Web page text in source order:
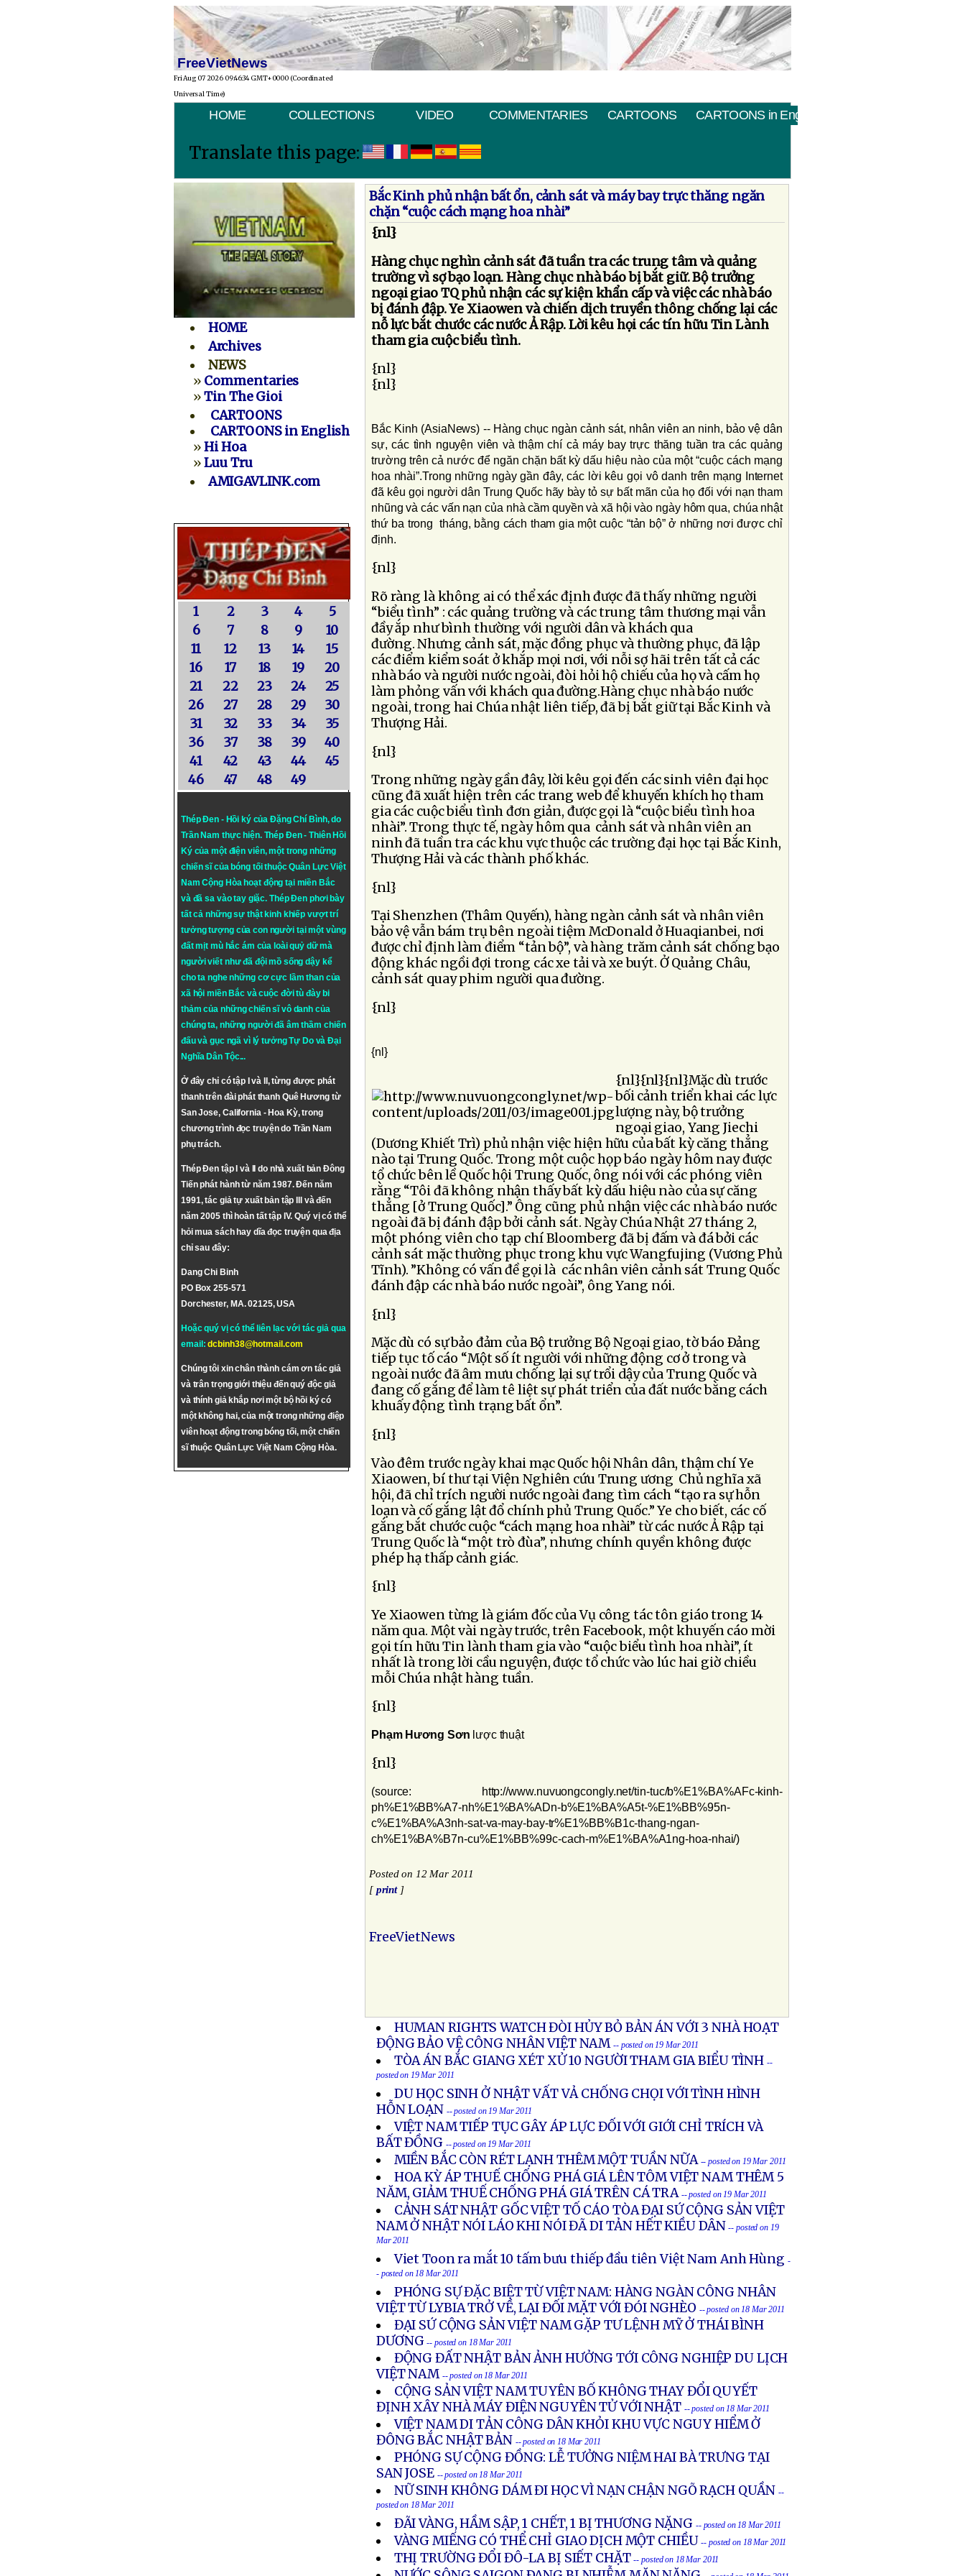
FreeVietNews
Fri Aug 07 2026 09:46:34 GMT+0000 (Coordinated
Universal Time)
HOME COLLECTIONS VIDEO COMMENTARIES CARTOONS CARTOONS in English
Translate this page:
HOME
Archives
NEWS
» Commentaries
»Tin The Gioi
CARTOONS
CARTOONS in English
»Hi Hoa
»Luu Tru
AMIGAVLINK.com
1 2 3 4
5
6
7 8 9
10
11
12 13 14
15
16
17 18 19
20
21
22 23 24
25
26
27 28 29
30
31
32 33 34
35
36
37 38 39
40
41
42 43 44
45
46
47 48 49
Thép Đen - Hồi ký của Đặng Chí Bình, do
Trần Nam thực hiện. Thép Đen- Thiên Hồi
Ký của một điện viên, một trong những
chiến sĩ của bóng tối thuộc Quân Lực Việt
Nam Cộng Hòa hoạt động tại miền Bắc
và đã sa vào tay giặc. Thép Đen phơi bày
tất cả những sự thật kinh khiếp vượt trí
tưởng tượng của con người tại một vùng
đất mịt mù hắc ám của loài quỷ dữ mà
người viết như đã đội mồ sống dậy kể
cho ta nghe những cơ cực lầm than của
xã hội miền Bắc và cuộc đời tù đày bi
thảm của những chiến sĩ vô danh của
chúng ta, những người đã âm thầm chiến
đấu và gục ngã vì lý tưởngTự DovàĐại
Nghĩa Dân Tộc...
Ở đây chỉ có tập I và II, từng được phát
thanh trên đài phát thanh Quê Hương từ
San Jose, California - Hoa Kỳ, trong
chương trình đọc truyện do Trần Nam
phụ trách.
Thép Đen tập I và II do nhà xuất bản Đông
Tiến phát hành từ năm 1987. Đến năm
1991, tác giả tự xuất bản tập III và đến
năm 2005 thì hoàn tất tập IV. Quý vị có thể
hỏi mua sách hay dĩa đọc truyện qua địa
chỉ sau đây:
Dang Chi Binh
PO Box 255-571
Dorchester, MA. 02125, USA
Hoặc quý vị có thể liên lạc với tác giả qua
email:dcbinh38@hotmail.com
Chúng tôi xin chân thành cám ơn tác giả
và trân trọng giới thiệu đến quý độc giả
và thính giả khắp nơi một bộ hồi ký có
một không hai, của một trong những điệp
viên hoạt động trong bóng tối, một chiến
sĩ thuộc Quân Lực Việt Nam Cộng Hòa.
Bắc Kinh phủ nhận bất ổn, cảnh sát và máy bay trực thăng ngăn
chặn “cuộc cách mạng hoa nhài”
{nl}
Hàng chục nghìn cảnh sát đã tuần tra các trung tâm và quảng
trường vì sợ bạo loạn. Hàng chục nhà báo bị bắt giữ. Bộ trưởng
ngoại giao TQ phủ nhận các sự kiện khẩn cấp và việc các nhà báo
bị đánh đập. Ye Xiaowen và chiến dịch truyền thông chống lại các
nỗ lực bắt chước các nước Ả Rập. Lời kêu họi các tín hữu Tin Lành
tham gia cuộc biểu tình.
{nl}
{nl}
Bắc Kinh (AsiaNews) -- Hàng chục ngàn cảnh sát, nhân viên an ninh, bảo vệ dân
sự, các tình nguyện viên và thậm chí cả máy bay trực thăng tuần tra các quảng
trường trên cả nước để ngăn chặn bất kỳ dấu hiệu nào của một “cuộc cách mạng
hoa nhài”.Trong những ngày gần đây, các lời kêu gọi vô danh trên mạng Internet
đã kêu gọi người dân Trung Quốc hãy bày tỏ sự bất mãn của họ đối với nạn tham
nhũng và các vấn nạn của nhà cầm quyền và xã hội vào ngày hôm qua, chúa nhật
thứ ba trong tháng, bằng cách tham gia một cuộc “tản bộ” ở những nơi được chỉ
định.
{nl}
Rõ ràng là không ai có thể xác định được đã thấy những người
“biểu tình” : các quảng trường và các trung tâm thương mại vẫn
đầy ắp như bình thường với người dân và khách qua
đường. Nhưng cảnh sát, mặc đồng phục và thường phục, đã lập
các điểm kiểm soát ở khắp mọi nơi, với nỗi sợ hãi trên tất cả các
nhà báo và người nước ngoài, đòi hỏi hộ chiếu của họ và cấm họ
làm phỏng vấn với khách qua đường.Hàng chục nhà báo nước
ngoài, trong hai Chúa nhật liên tiếp, đã bị bắt giữ tại Bắc Kinh và
Thượng Hải.
{nl}
Trong những ngày gần đây, lời kêu gọi đến các sinh viên đại học
cũng đã xuất hiện trên các trang web để khuyến khích họ tham
gia các cuộc biểu tình đơn giản, được gọi là “cuộc biểu tình hoa
nhài”. Trong thực tế, ngày hôm qua cảnh sát và nhân viên an
ninh đã tuần tra các khu vực thuộc các trường đại học tại Bắc Kinh,
Thượng Hải và các thành phố khác.
{nl}
Tại Shenzhen (Thâm Quyến), hàng ngàn cảnh sát và nhân viên
bảo vệ vẫn bám trụ bên ngoài tiệm McDonald ở Huaqianbei, nơi
được chỉ định làm điểm “tản bộ”, và hàng trăm cảnh sát chống bạo
động khác ngồi đợi trong các xe tải và xe buýt. Ở Quảng Châu,
cảnh sát quay phim người qua đường.
{nl}
{nl}
{nl}{nl}{nl}Mặc dù trước
bối cảnh triển khai các lực
lượng này, bộ trưởng
ngoại giao, Yang Jiechi
(Dương Khiết Trì) phủ nhận việc hiện hữu của bất kỳ căng thẳng
nào tại Trung Quốc. Trong một cuộc họp báo ngày hôm nay được
tổ chức bên lề Quốc hội Trung Quốc, ông nói với các phóng viên
rằng “Tôi đã không nhận thấy bất kỳ dấu hiệu nào của sự căng
thẳng [ở Trung Quốc].” Ông cũng phủ nhận việc các nhà báo nước
ngoài đã bị đánh đập bởi cảnh sát. Ngày Chúa Nhật 27 tháng 2,
một phóng viên cho tạp chí Bloomberg đã bị đấm và đá bởi các
cảnh sát mặc thường phục trong khu vực Wangfujing (Vương Phủ
Tĩnh). ”Không có vấn đề gọi là các nhân viên cảnh sát Trung Quốc
đánh đập các nhà báo nước ngoài”, ông Yang nói.
{nl}
Mặc dù có sự bảo đảm của Bộ trưởng Bộ Ngoại giao, tờ báo Ðảng
tiếp tục tố cáo “Một số ít người với những động cơ ở trong và
ngoài nước đã âm mưu chống lại sự trổi dậy của Trung Quốc và
đang cố gắng để làm tê liệt sự phát triển của đất nước bằng cách
khuấy động tình trạng bất ổn”.
{nl}
Vào đêm trước ngày khai mạc Quốc hội Nhân dân, thậm chí Ye
Xiaowen, bí thư tại Viện Nghiên cứu Trung ương Chủ nghĩa xã
hội, đã chỉ trích người nước ngoài đang tìm cách “tạo ra sự hỗn
loạn và cố gắng lật đổ chính phủ Trung Quốc.” Ye cho biết, các cố
gắng bắt chước cuộc “cách mạng hoa nhài” từ các nước Ả Rập tại
Trung Quốc là “một trò đùa”, nhưng chính quyền không được
phép hạ thấp cảnh giác.
{nl}
Ye Xiaowen từng là giám đốc của Vụ công tác tôn giáo trong 14
năm qua. Một vài ngày trước, trên Facebook, một khuyến cáo mời
gọi tín hữu Tin lành tham gia vào “cuộc biểu tình hoa nhài”, ít
nhất là trong lời cầu nguyện, được tổ chức vào lúc hai giờ chiều
mỗi Chúa nhật hàng tuần.
{nl}
Phạm Hương Sơn lược thuật
{nl}
(source: http://www.nuvuongcongly.net/tin-tuc/b%E1%BA%AFc-kinh-
ph%E1%BB%A7-nh%E1%BA%ADn-b%E1%BA%A5t-%E1%BB%95n-
c%E1%BA%A3nh-sat-va-may-bay-tr%E1%BB%B1c-thang-ngan-
ch%E1%BA%B7n-cu%E1%BB%99c-cach-m%E1%BA%A1ng-hoa-nhai/)
Posted on 12 Mar 2011
[print]
FreeVietNews
HUMAN RIGHTS WATCH ĐÒI HỦY BỎ BẢN ÁN VỚI 3 NHÀ HOẠT
ĐỘNG BẢO VỆ CÔNG NHÂN VIỆT NAM-- posted on 19 Mar 2011
TÒA ÁN BẮC GIANG XÉT XỬ 10 NGƯỜI THAM GIA BIỂU TÌNH --
posted on 19 Mar 2011
DU HỌC SINH Ở NHẬT VẤT VẢ CHỐNG CHỌI VỚI TÌNH HÌNH
HỖN LOẠN -- posted on 19 Mar 2011
VIỆT NAM TIẾP TỤC GÂY ÁP LỰC ĐỐI VỚI GIỚI CHỈ TRÍCH VÀ
BẤT ĐỒNG -- posted on 19 Mar 2011
MIỀN BẮC CÒN RÉT LẠNH THÊM MỘT TUẦN NỮA -- posted on 19 Mar 2011
HOA KỲ ÁP THUẾ CHỐNG PHÁ GIÁ LÊN TÔM VIỆT NAM THÊM 5
NĂM, GIẢM THUẾ CHỐNG PHÁ GIÁ TRÊN CÁ TRA -- posted on 19 Mar 2011
CẢNH SÁT NHẬT GỐC VIỆT TỐ CÁO TÒA ĐẠI SỨ CỘNG SẢN VIỆT
NAM Ở NHẬT NÓI LÁO KHI NÓI ĐÃ DI TẢN HẾT KIỀU DÂN -- posted on 19
Mar 2011
Viet Toon ra mắt 10 tấm bưu thiếp đầu tiên Việt Nam Anh Hùng -
- posted on 18 Mar 2011
PHÓNG SỰ ĐẶC BIỆT TỪ VIỆT NAM: HÀNG NGÀN CÔNG NHÂN
VIỆT TỪ LYBIA TRỞ VỀ, LẠI ĐỐI MẶT VỚI ĐÓI NGHÈO -- posted on 18 Mar 2011
ĐẠI SỨ CỘNG SẢN VIỆT NAM GẶP TƯ LỆNH MỸ Ở THÁI BÌNH
DƯƠNG -- posted on 18 Mar 2011
ĐỘNG ĐẤT NHẬT BẢN ẢNH HƯỞNG TỚI CÔNG NGHIỆP DU LỊCH
VIỆT NAM -- posted on 18 Mar 2011
CỘNG SẢN VIỆT NAM TUYÊN BỐ KHÔNG THAY ĐỔI QUYẾT
ĐỊNH XÂY NHÀ MÁY ĐIỆN NGUYÊN TỬ VỚI NHẬT -- posted on 18 Mar 2011
VIỆT NAM DI TẢN CÔNG DÂN KHỎI KHU VỰC NGUY HIỂM Ở
ĐÔNG BẮC NHẬT BẢN -- posted on 18 Mar 2011
PHÓNG SỰ CỘNG ĐỒNG: LỄ TƯỞNG NIỆM HAI BÀ TRƯNG TẠI
SAN JOSE -- posted on 18 Mar 2011
NỮ SINH KHÔNG DÁM ĐI HỌC VÌ NẠN CHẬN NGÕ RẠCH QUẦN --
posted on 18 Mar 2011
ĐÃI VÀNG, HẦM SẬP, 1 CHẾT, 1 BỊ THƯƠNG NẶNG -- posted on 18 Mar 2011
VÀNG MIẾNG CÓ THỂ CHỈ GIAO DỊCH MỘT CHIỀU-- posted on 18 Mar 2011
THỊ TRƯỜNG ĐỔI ĐÔ-LA BỊ SIẾT CHẶT -- posted on 18 Mar 2011